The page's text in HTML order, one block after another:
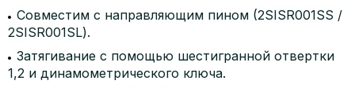
Совместим с направляющим пином (2SISR001SS /
2SISR001SL).
Затягивание с помощью шестигранной отвертки
1,2 и динамометрического ключа.